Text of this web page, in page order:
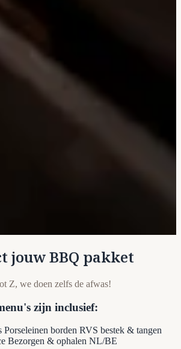
jouw BBQ pakket
Z, we doen zelfs de afwas!
zijn inclusief:
Porseleinen borden RVS bestek & tangen
Bezorgen & ophalen NL/BE